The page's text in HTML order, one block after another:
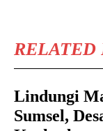
RELATED
Lindungi
Sumsel,